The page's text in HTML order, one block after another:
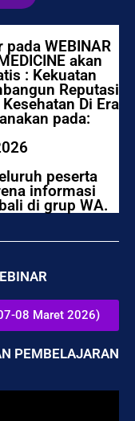
WEBINAR
akan
: Kekuatan
Reputasi
Di Era
pada:
peserta
informasi
di grup WA.
08 Maret 2026)
PEMBELAJARAN